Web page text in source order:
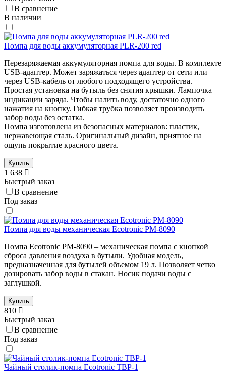
В сравнение
В наличии
Помпа для воды аккумуляторная PLR-200 red
Перезаряжаемая аккумуляторная помпа для воды. В комплекте
USB-адаптер. Может заряжаться через адаптер от сети или
через USB-кабель от любого подходящего устройства.
Простая установка на бутыль без снятия крышки. Лампочка
индикации заряда. Чтобы налить воду, достаточно одного
нажатия на кнопку. Гибкая трубка позволяет производить
забор воды без остатка.
Помпа изготовлена из безопасных материалов: пластик,
нержавеющая сталь. Оригинальный дизайн, приятное на
ощупь покрытие красного цвета.
Купить
1 638
Быстрый заказ
В сравнение
Под заказ
Помпа для воды механическая Ecotronic PM-8090
Помпа Ecotronic PM-8090 – механическая помпа с кнопкой
сброса давления воздуха в бутыли. Удобная модель,
предназначенная для бутылей объемом 19 л. Позволяет четко
дозировать забор воды в стакан. Носик подачи воды с
заглушкой.
Купить
810
Быстрый заказ
В сравнение
Под заказ
Чайный столик-помпа Ecotronic TBP-1